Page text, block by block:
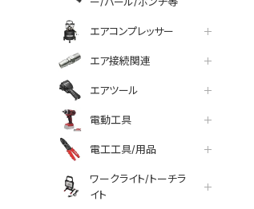
エアコンプレッサー
エア接続関連
エアツール
電動工具
電工工具/用品
ワークライト/トーチラ
イト